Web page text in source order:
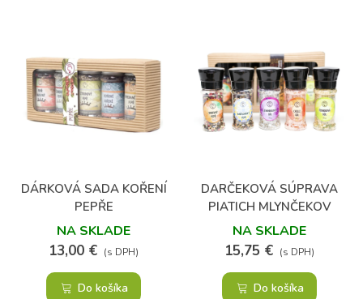
DÁRKOVÁ SADA KOŘENÍ
PEPŘE
NA SKLADE
13,00 € (s DPH)
Do košíka
DARČEKOVÁ SÚPRAVA
PIATICH MLYNČEKOV
KORENIA A SOLI
NA SKLADE
15,75 € (s DPH)
Do košíka